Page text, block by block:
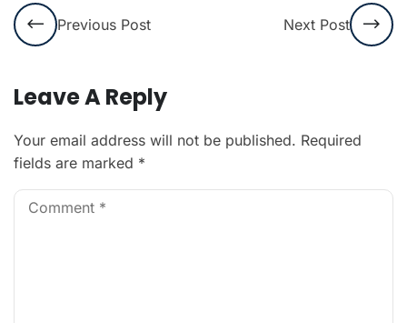
Previous Post Next Post
Leave A Reply
Your email address will not be published. Required
fields are marked *